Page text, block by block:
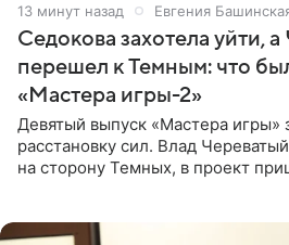
13 минут назад Евгения
Седокова захотела уйти,
перешел к Темным: что
«Мастера игры-2»
Девятый выпуск «Мастера игры»
расстановку сил. Влад
на сторону Темных, в проект